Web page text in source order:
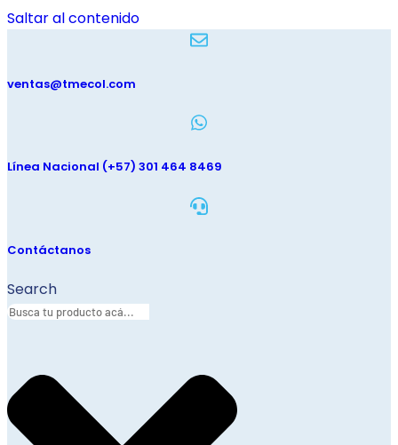
Saltar al contenido
ventas@tmecol.com
Línea Nacional (+57) 301 464 8469
Contáctanos
Search